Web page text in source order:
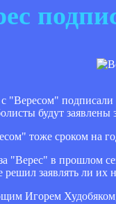
с "Вересом"
будут заявлены
тоже сроком на
"Верес" в прошлом
заявлять ли их
Игорем